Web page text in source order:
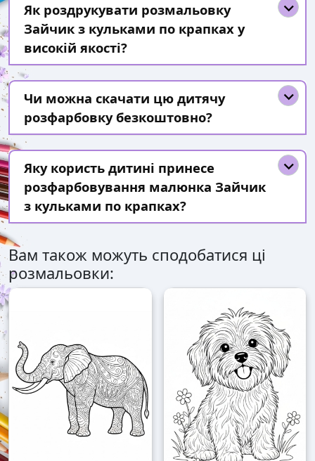
Як роздрукувати розмальовку
Зайчик з кульками по крапках у
високій якості?
Чи можна скачати цю дитячу
розфарбовку безкоштовно?
Яку користь дитині принесе
розфарбовування малюнка Зайчик
з кульками по крапках?
Вам також можуть сподобатися ці
розмальовки: